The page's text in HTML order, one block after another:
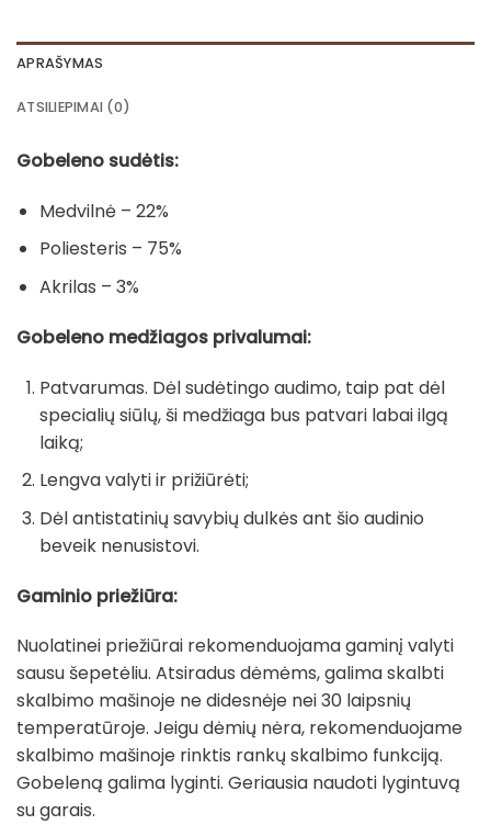
APRAŠYMAS
ATSILIEPIMAI (0)
Gobeleno sudėtis:
Medvilnė – 22%
Poliesteris – 75%
Akrilas – 3%
Gobeleno medžiagos privalumai:
Patvarumas. Dėl sudėtingo audimo, taip pat dėl
specialių siūlų, ši medžiaga bus patvari labai ilgą
laiką;
Lengva valyti ir prižiūrėti;
Dėl antistatinių savybių dulkės ant šio audinio
beveik nenusistovi.
Gaminio priežiūra:
Nuolatinei priežiūrai rekomenduojama gaminį valyti
sausu šepetėliu. Atsiradus dėmėms, galima skalbti
skalbimo mašinoje ne didesnėje nei 30 laipsnių
temperatūroje. Jeigu dėmių nėra, rekomenduojame
skalbimo mašinoje rinktis rankų skalbimo funkciją.
Gobeleną galima lyginti. Geriausia naudoti lygintuvą
su garais.